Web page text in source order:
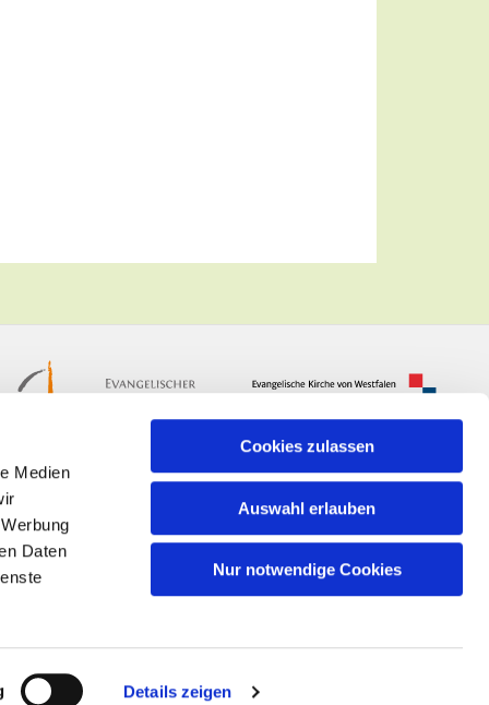
Medien
Daten
Details zeigen
Cookies zulassen
Auswahl erlauben
Nur notwendige Cookies